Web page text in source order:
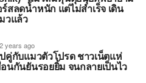
สลดน้ำหนัก แต่ไม่สำเร็จ เดิน
วแล้ว
2 years ago
คู่กับแมวตัวโปรด ชาวเน็ตแห่
นกันยันรอยยิ้ม จนกลายเป็นไว